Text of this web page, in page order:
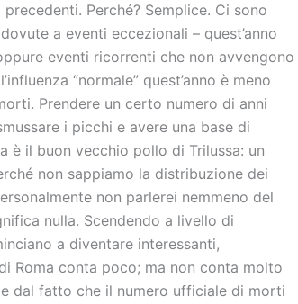
Perché? Semplice. Ci sono
a eventi eccezionali – quest’anno
eventi ricorrenti che non avvengono
“normale” quest’anno è meno
Prendere un certo numero di anni
i picchi e avere una base di
è il buon vecchio pollo di Trilussa: un
non sappiamo la distribuzione dei
non parlerei nemmeno del
nulla. Scendendo a livello di
a diventare interessanti,
Roma conta poco; ma non conta molto
dal fatto che il numero ufficiale di morti